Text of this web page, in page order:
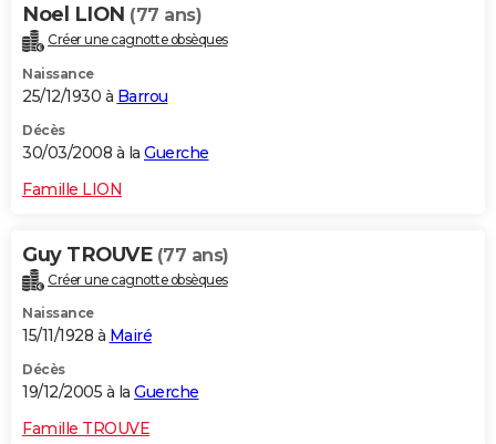
Noel LION (77 ans)
Créer une cagnotte obsèques
Naissance
25/12/1930 à Barrou
Décès
30/03/2008 à la Guerche
Famille LION
Guy TROUVE (77 ans)
Créer une cagnotte obsèques
Naissance
15/11/1928 à Mairé
Décès
19/12/2005 à la Guerche
Famille TROUVE